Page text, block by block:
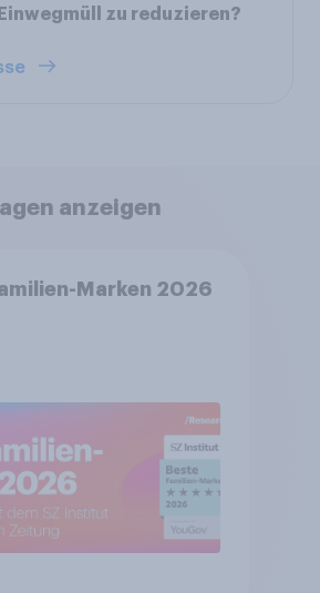
zu reduzieren?
anzeigen
Marken 2026